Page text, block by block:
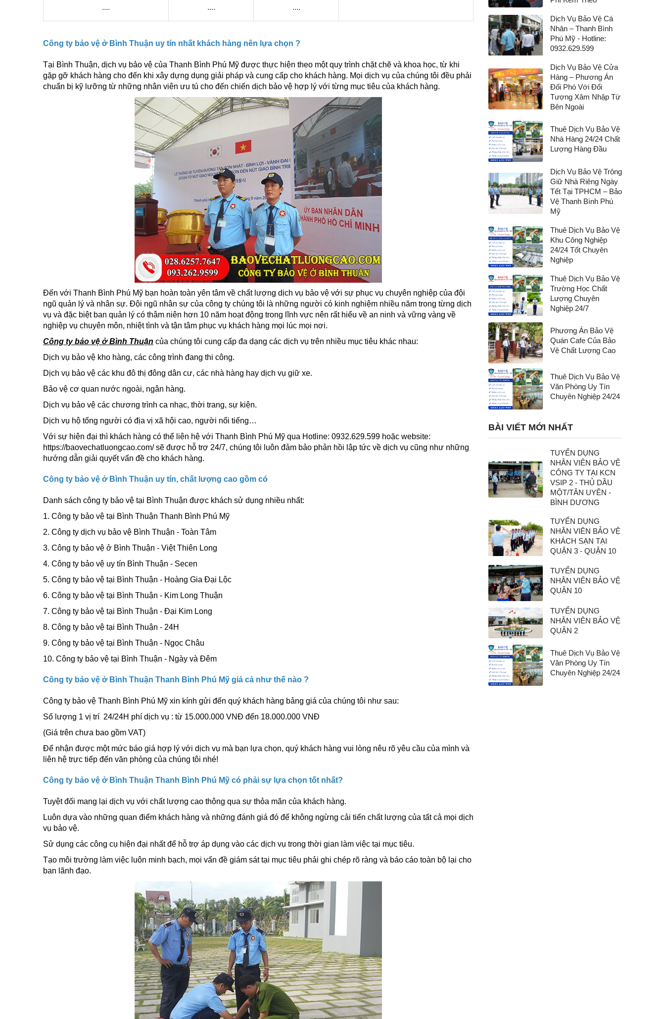
.... .... ....
Công ty bảo vệ ở Bình Thuận uy tín nhất khách hàng nên lựa chọn ?
Tại Bình Thuận, dịch vụ bảo vệ của Thanh Bình Phú Mỹ được thực hiện theo một quy trình chặt chẽ và khoa học, từ khi
gặp gỡ khách hàng cho đến khi xây dựng dụng giải pháp và cung cấp cho khách hàng. Mọi dịch vụ của chúng tôi đều phải
chuẩn bị kỹ lưỡng từ những nhân viên ưu tú cho đến chiến dịch bảo vệ hợp lý với từng mục tiêu của khách hàng.
Đến với Thanh Bình Phú Mỹ bạn hoàn toàn yên tâm về chất lượng dịch vụ bảo vệ với sự phục vụ chuyên nghiệp của đội
ngũ quản lý và nhân sự. Đội ngũ nhân sự của công ty chúng tôi là những người có kinh nghiệm nhiều năm trong từng dịch
vụ và đặc biệt ban quản lý có thâm niên hơn 10 năm hoạt động trong lĩnh vực nên rất hiểu về an ninh và vững vàng về
nghiệp vụ chuyên môn, nhiệt tình và tận tâm phục vụ khách hàng mọi lúc mọi nơi.
Công ty bảo vệ ở Bình Thuận của chúng tôi cung cấp đa dạng các dịch vụ trên nhiều mục tiêu khác nhau:
Dịch vụ bảo vệ kho hàng, các công trình đang thi công.
Dịch vụ bảo vệ các khu đô thị đông dân cư, các nhà hàng hay dịch vụ giữ xe.
Bảo vệ cơ quan nước ngoài, ngân hàng.
Dịch vụ bảo vệ các chương trình ca nhạc, thời trang, sự kiện.
Dịch vụ hộ tống người có địa vị xã hội cao, người nổi tiếng…
Với sự hiện đại thì khách hàng có thể liên hệ với Thanh Bình Phú Mỹ qua Hotline: 0932.629.599 hoặc website:
https://baovechatluongcao.com/ sẽ được hỗ trợ 24/7, chúng tôi luôn đảm bảo phản hồi lập tức về dịch vụ cũng như những
hướng dẫn giải quyết vấn đề cho khách hàng.
Công ty bảo vệ ở Bình Thuận uy tín, chất lượng cao gồm có
Danh sách công ty bảo vệ tại Bình Thuận được khách sử dụng nhiều nhất:
1. Công ty bảo vệ tại Bình Thuận Thanh Bình Phú Mỹ
2. Công ty dịch vụ bảo vệ Bình Thuận - Toàn Tâm
3. Công ty bảo vệ ở Bình Thuận - Việt Thiên Long
4. Công ty bảo vệ uy tín Bình Thuận - Secen
5. Công ty bảo vệ tại Bình Thuận - Hoàng Gia Đại Lộc
6. Công ty bảo vệ tại Bình Thuận - Kim Long Thuận
7. Công ty bảo vệ tại Bình Thuận - Đại Kim Long
8. Công ty bảo vệ tại Bình Thuận - 24H
9. Công ty bảo vệ tại Bình Thuận - Ngọc Châu
10. Công ty bảo vệ tại Bình Thuận - Ngày và Đêm
Công ty bảo vệ ở Bình Thuận Thanh Bình Phú Mỹ giá cả như thế nào ?
Công ty bảo vệ Thanh Bình Phú Mỹ xin kính gửi đến quý khách hàng bảng giá của chúng tôi như sau:
Số lượng 1 vị trí 24/24H phí dịch vụ : từ 15.000.000 VNĐ đến 18.000.000 VNĐ
(Giá trên chưa bao gồm VAT)
Để nhận được một mức báo giá hợp lý với dịch vụ mà bạn lựa chọn, quý khách hàng vui lòng nêu rõ yêu cầu của mình và
liên hệ trực tiếp đến văn phòng của chúng tôi nhé!
Công ty bảo vệ ở Bình Thuận Thanh Bình Phú Mỹ có phải sự lựa chọn tốt nhất?
Tuyệt đối mang lại dịch vụ với chất lượng cao thông qua sự thỏa mãn của khách hàng.
Luôn dựa vào những quan điểm khách hàng và những đánh giá đó để không ngừng cải tiến chất lượng của tất cả mọi dịch
vụ bảo vệ.
Sử dụng các công cụ hiện đại nhất để hỗ trợ áp dụng vào các dịch vụ trong thời gian làm việc tại mục tiêu.
Tạo môi trường làm việc luôn minh bạch, mọi vấn đề giám sát tại mục tiêu phải ghi chép rõ ràng và báo cáo toàn bộ lại cho
ban lãnh đạo.
Dịch Vụ Bảo Vệ Cá
Nhân – Thanh Bình
Phú Mỹ - Hotline:
0932.629.599
Dịch Vụ Bảo Vệ Cửa
Hàng – Phương Án
Đối Phó Với Đối
Tượng Xâm Nhập Từ
Bên Ngoài
Thuê Dịch Vụ Bảo Vệ
Nhà Hàng 24/24 Chất
Lượng Hàng Đầu
Dịch Vụ Bảo Vệ Trông
Giữ Nhà Riêng Ngày
Tết Tại TPHCM – Bảo
Vệ Thanh Bình Phú
Mỹ
Thuê Dịch Vụ Bảo Vệ
Khu Công Nghiệp
24/24 Tốt Chuyên
Nghiệp
Thuê Dịch Vụ Bảo Vệ
Trường Học Chất
Lượng Chuyên
Nghiệp 24/7
Phương Án Bảo Vệ
Quán Cafe Của Bảo
Vệ Chất Lượng Cao
Thuê Dịch Vụ Bảo Vệ
Văn Phòng Uy Tín
Chuyên Nghiệp 24/24
BÀI VIẾT MỚI NHẤT
TUYỂN DỤNG
NHÂN VIÊN BẢO VỆ
CÔNG TY TẠI KCN
VSIP 2 - THỦ DẦU
MỘT/TÂN UYÊN -
BÌNH DƯƠNG
TUYỂN DỤNG
NHÂN VIÊN BẢO VỆ
KHÁCH SẠN TẠI
QUẬN 3 - QUẬN 10
TUYỂN DỤNG
NHÂN VIÊN BẢO VỆ
QUẬN 10
TUYỂN DỤNG
NHÂN VIÊN BẢO VỆ
QUẬN 2
Thuê Dịch Vụ Bảo Vệ
Văn Phòng Uy Tín
Chuyên Nghiệp 24/24